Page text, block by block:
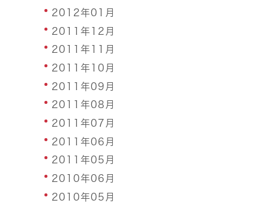
2012年01月
2011年12月
2011年11月
2011年10月
2011年09月
2011年08月
2011年07月
2011年06月
2011年05月
2010年06月
2010年05月